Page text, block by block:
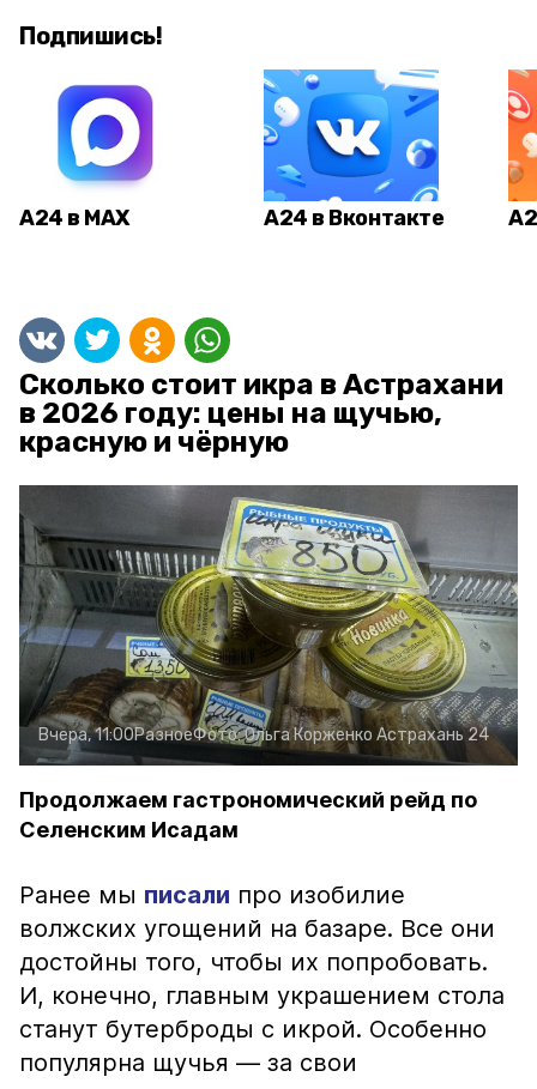
Подпишись!
А24 в MAX А24 в Вконтакте
Сколько стоит икра в Астрахани
в 2026 году: цены на щучью,
красную и чёрную
Вчера, 11:00РазноеФото:Ольга Корженко Астрахань 24
Продолжаем гастрономический рейд по
Селенским Исадам
Ранее мы писали про изобилие
волжских угощений на базаре. Все они
достойны того, чтобы их попробовать.
И, конечно, главным украшением стола
станут бутерброды с икрой. Особенно
популярна щучья — за свои